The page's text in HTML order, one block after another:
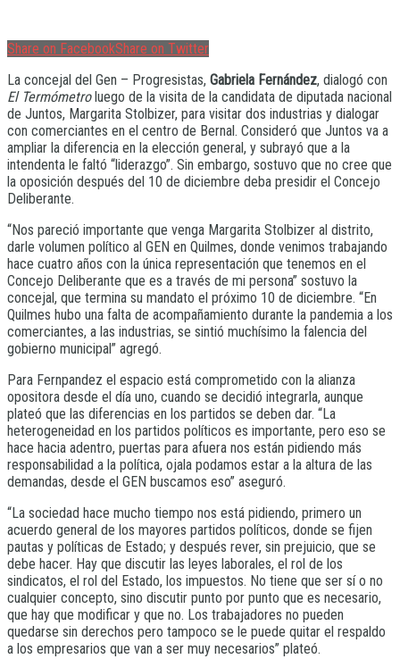
Share on FacebookShare on Twitter
La concejal del Gen – Progresistas, Gabriela Fernández, dialogó con
El Termómetroluego de la visita de la candidata de diputada nacional
de Juntos, Margarita Stolbizer, para visitar dos industrias y dialogar
con comerciantes en el centro de Bernal. Consideró que Juntos va a
ampliar la diferencia en la elección general, y subrayó que a la
intendenta le faltó “liderazgo”. Sin embargo, sostuvo que no cree que
la oposición después del 10 de diciembre deba presidir el Concejo
Deliberante.
“Nos pareció importante que venga Margarita Stolbizer al distrito,
darle volumen político al GEN en Quilmes, donde venimos trabajando
hace cuatro años con la única representación que tenemos en el
Concejo Deliberante que es a través de mi persona” sostuvo la
concejal, que termina su mandato el próximo 10 de diciembre. “En
Quilmes hubo una falta de acompañamiento durante la pandemia a los
comerciantes, a las industrias, se sintió muchísimo la falencia del
gobierno municipal” agregó.
Para Fernpandez el espacio está comprometido con la alianza
opositora desde el día uno, cuando se decidió integrarla, aunque
plateó que las diferencias en los partidos se deben dar. “La
heterogeneidad en los partidos políticos es importante, pero eso se
hace hacia adentro, puertas para afuera nos están pidiendo más
responsabilidad a la política, ojala podamos estar a la altura de las
demandas, desde el GEN buscamos eso” aseguró.
“La sociedad hace mucho tiempo nos está pidiendo, primero un
acuerdo general de los mayores partidos políticos, donde se fijen
pautas y políticas de Estado; y después rever, sin prejuicio, que se
debe hacer. Hay que discutir las leyes laborales, el rol de los
sindicatos, el rol del Estado, los impuestos. No tiene que ser sí o no
cualquier concepto, sino discutir punto por punto que es necesario,
que hay que modificar y que no. Los trabajadores no pueden
quedarse sin derechos pero tampoco se le puede quitar el respaldo
a los empresarios que van a ser muy necesarios” plateó.